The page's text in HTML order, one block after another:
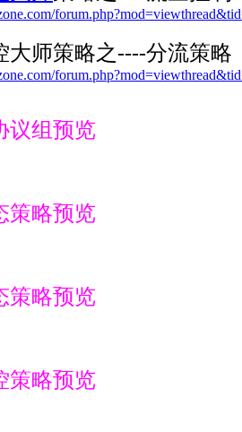
大师策略之----分流策略
议组预览
策略预览
策略预览
策略预览